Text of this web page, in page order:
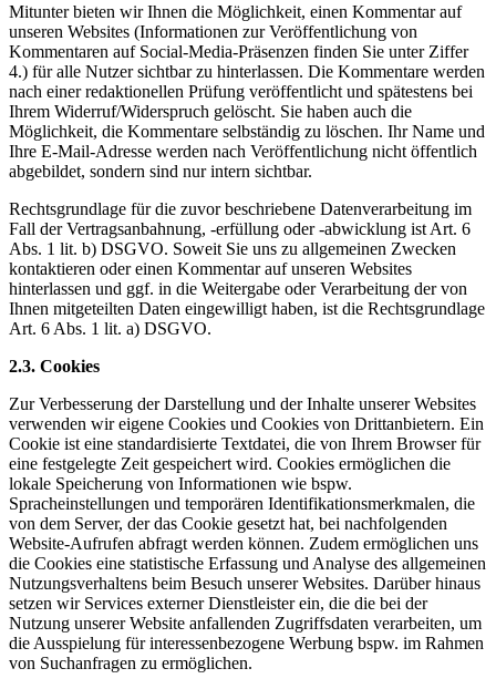
Mitunter bieten wir Ihnen die Möglichkeit, einen Kommentar auf
unseren Websites (Informationen zur Veröffentlichung von
Kommentaren auf Social-Media-Präsenzen finden Sie unter Ziffer
4.) für alle Nutzer sichtbar zu hinterlassen. Die Kommentare werden
nach einer redaktionellen Prüfung veröffentlicht und spätestens bei
Ihrem Widerruf/Widerspruch gelöscht. Sie haben auch die
Möglichkeit, die Kommentare selbständig zu löschen. Ihr Name und
Ihre E-Mail-Adresse werden nach Veröffentlichung nicht öffentlich
abgebildet, sondern sind nur intern sichtbar.
Rechtsgrundlage für die zuvor beschriebene Datenverarbeitung im
Fall der Vertragsanbahnung, -erfüllung oder -abwicklung ist Art. 6
Abs. 1 lit. b) DSGVO. Soweit Sie uns zu allgemeinen Zwecken
kontaktieren oder einen Kommentar auf unseren Websites
hinterlassen und ggf. in die Weitergabe oder Verarbeitung der von
Ihnen mitgeteilten Daten eingewilligt haben, ist die Rechtsgrundlage
Art. 6 Abs. 1 lit. a) DSGVO.
2.3. Cookies
Zur Verbesserung der Darstellung und der Inhalte unserer Websites
verwenden wir eigene Cookies und Cookies von Drittanbietern. Ein
Cookie ist eine standardisierte Textdatei, die von Ihrem Browser für
eine festgelegte Zeit gespeichert wird. Cookies ermöglichen die
lokale Speicherung von Informationen wie bspw.
Spracheinstellungen und temporären Identifikationsmerkmalen, die
von dem Server, der das Cookie gesetzt hat, bei nachfolgenden
Website-Aufrufen abfragt werden können. Zudem ermöglichen uns
die Cookies eine statistische Erfassung und Analyse des allgemeinen
Nutzungsverhaltens beim Besuch unserer Websites. Darüber hinaus
setzen wir Services externer Dienstleister ein, die die bei der
Nutzung unserer Website anfallenden Zugriffsdaten verarbeiten, um
die Ausspielung für interessenbezogene Werbung bspw. im Rahmen
von Suchanfragen zu ermöglichen.